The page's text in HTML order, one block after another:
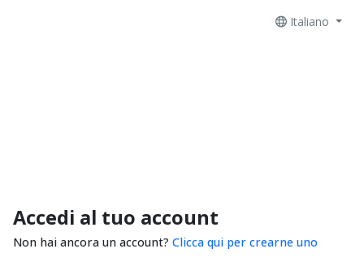
Italiano
Accedi al tuo account
Non hai ancora un account? Clicca qui per crearne uno